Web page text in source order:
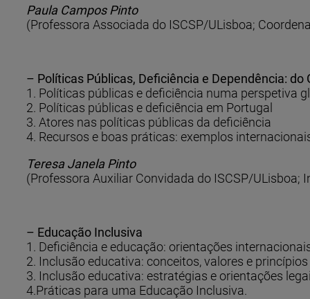
Paula Campos Pinto
(Professora Associada do ISCSP/ULisboa;
– Políticas Públicas, Deficiência e Dependência: do
1. Políticas públicas e deficiência numa perspetiva
2. Políticas públicas e deficiência em Portugal
3. Atores nas políticas públicas da deficiência
4. Recursos e boas práticas: exemplos
Teresa Janela Pinto
(Professora Auxiliar Convidada do ISCSP/ULisboa;
– Educação Inclusiva
1. Deficiência e educação: orientações
2. Inclusão educativa: conceitos, valores e princípios
3. Inclusão educativa: estratégias e orientações
4.Práticas para uma Educação Inclusiva.